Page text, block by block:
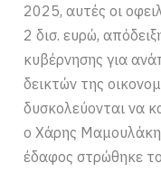
2025, αυτές οι
2 δισ. ευρώ,
κυβέρνησης για
δεικτών της
δυσκολεύονται να
ο Χάρης
έδαφος στρώθηκε